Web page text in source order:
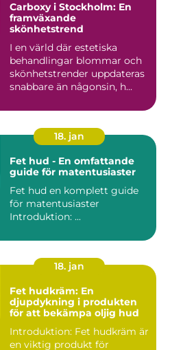
Carboxy i Stockholm: En
framväxande
skönhetstrend
I en värld där estetiska
behandlingar blommar och
skönhetstrender uppdateras
snabbare än någonsin, h...
18. jan
Fet hud - En omfattande
guide för matentusiaster
Fet hud en komplett guide
för matentusiaster
Introduktion: ...
18. jan
Fet hudkräm: En
djupdykning i produkten
för att bekämpa oljig hud
Introduktion: Fet hudkräm är
en viktig produkt för